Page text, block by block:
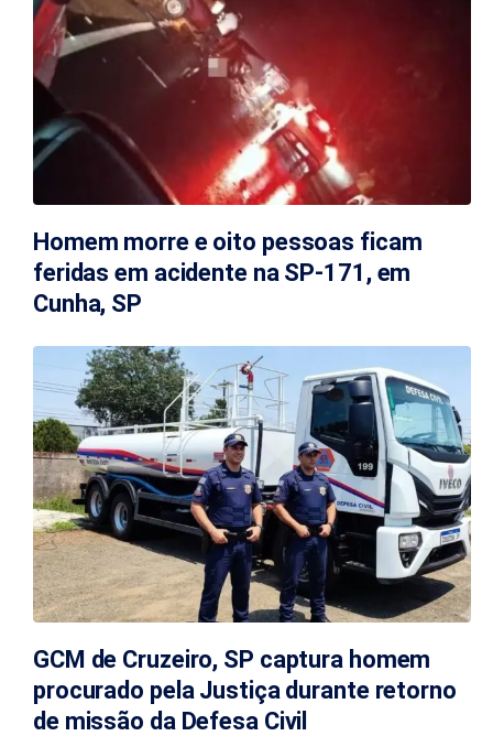
Homem morre e oito pessoas ficam
feridas em acidente na SP-171, em
Cunha, SP
GCM de Cruzeiro, SP captura homem
procurado pela Justiça durante retorno
de missão da Defesa Civil